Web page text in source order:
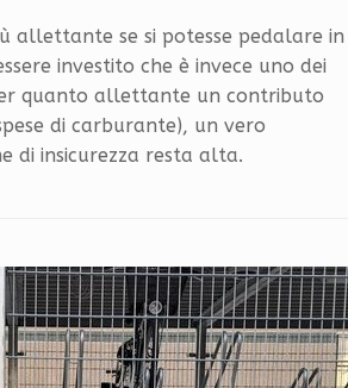
allettante se si potesse pedalare in
investito che è invece uno dei
quanto allettante un contributo
di carburante), un vero
di insicurezza resta alta.